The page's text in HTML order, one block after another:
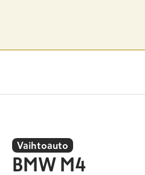
Vaihtoauto
BMW M4